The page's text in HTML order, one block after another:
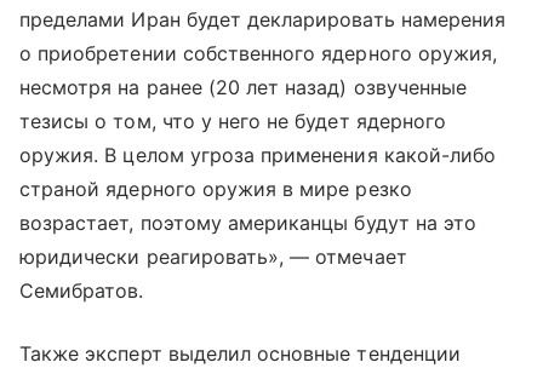
пределами Иран будет декларировать намерения
о приобретении собственного ядерного оружия,
несмотря на ранее (20 лет назад) озвученные
тезисы о том, что у него не будет ядерного
оружия. В целом угроза применения какой-либо
страной ядерного оружия в мире резко
возрастает, поэтому американцы будут на это
юридически реагировать», — отмечает
Семибратов.
Также эксперт выделил основные тенденции